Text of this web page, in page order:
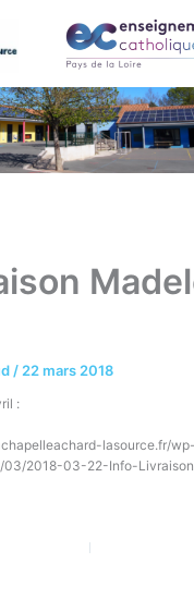
/ 22 mars 2018
:
lasource.fr/wp-
03/2018-03-22-Info-